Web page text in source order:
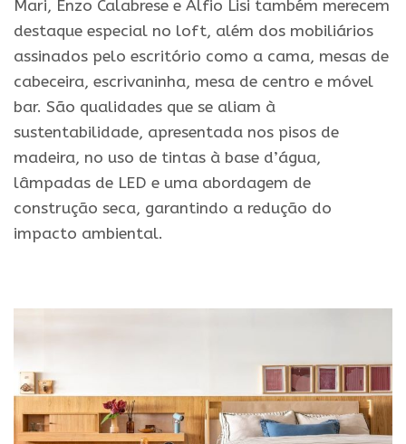
Mari, Enzo Calabrese e Alfio Lisi também merecem
destaque especial no loft, além dos mobiliários
assinados pelo escritório como a cama, mesas de
cabeceira, escrivaninha, mesa de centro e móvel
bar. São qualidades que se aliam à
sustentabilidade, apresentada nos pisos de
madeira, no uso de tintas à base d’água,
lâmpadas de LED e uma abordagem de
construção seca, garantindo a redução do
impacto ambiental.